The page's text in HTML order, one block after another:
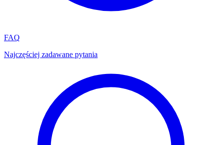
FAQ
Najczęściej zadawane pytania